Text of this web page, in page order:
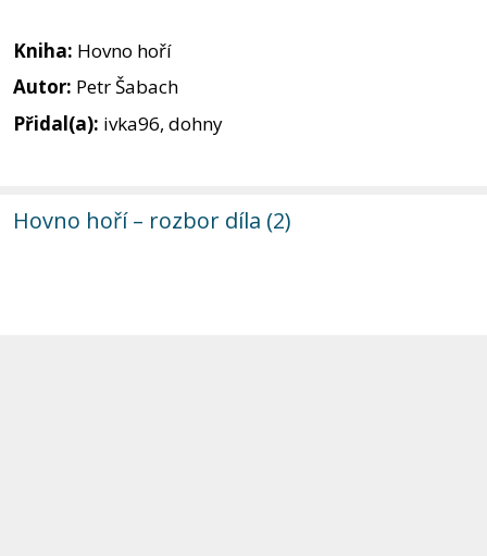
Kniha: Hovno hoří
Autor: Petr Šabach
Přidal(a): ivka96, dohny
Hovno hoří – rozbor díla (2)